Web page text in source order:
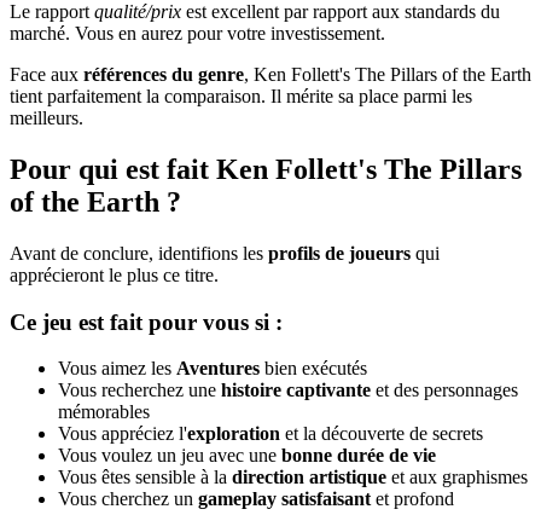
Le rapport qualité/prix est excellent par rapport aux standards du
marché. Vous en aurez pour votre investissement.
Face aux références du genre, Ken Follett's The Pillars of the Earth
tient parfaitement la comparaison. Il mérite sa place parmi les
meilleurs.
Pour qui est fait Ken Follett's The Pillars
of the Earth ?
Avant de conclure, identifions les profils de joueurs qui
apprécieront le plus ce titre.
Ce jeu est fait pour vous si :
Vous aimez les Aventures bien exécutés
Vous recherchez une histoire captivante et des personnages
mémorables
Vous appréciez l'exploration et la découverte de secrets
Vous voulez un jeu avec une bonne durée de vie
Vous êtes sensible à la direction artistique et aux graphismes
Vous cherchez un gameplay satisfaisant et profond